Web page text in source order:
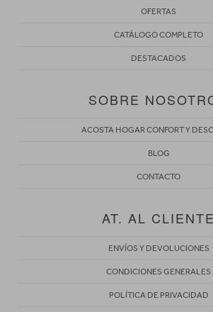
OFERTAS
CATÁLOGO COMPLETO
DESTACADOS
SOBRE
ACOSTA HOGAR CONFORT Y
BLOG
CONTACTO
AT. AL CLIENTE
ENVÍOS Y DEVOLUCIONES
CONDICIONES GENERALES
POLÍTICA DE PRIVACIDAD